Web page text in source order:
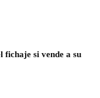
fichaje si vende a su